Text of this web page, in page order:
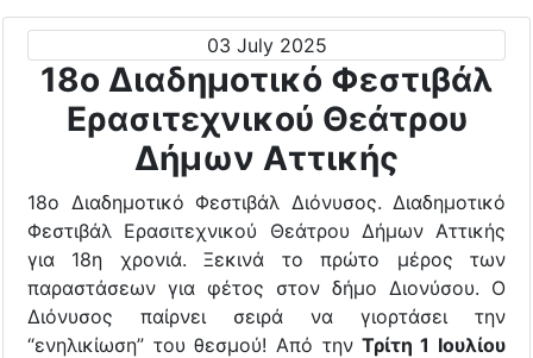
03 July 2025
18ο Διαδημοτικό Φεστιβάλ
Ερασιτεχνικού Θεάτρου
Δήμων Αττικής
18ο Διαδημοτικό Φεστιβάλ Διόνυσος. Διαδημοτικό
Φεστιβάλ Ερασιτεχνικού Θεάτρου Δήμων Αττικής
για 18η χρονιά. Ξεκινά το πρώτο μέρος των
παραστάσεων για φέτος στον δήμο Διονύσου. Ο
Διόνυσος παίρνει σειρά να γιορτάσει την
“ενηλικίωση” του θεσμού! Από τηνΤρίτη 1 Ιουλίου